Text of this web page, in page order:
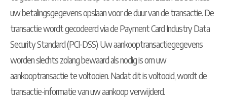
uw betalingsgegevens opslaan voor de duur van de transactie. De
transactie wordt gecodeerd via de Payment Card Industry Data
Security Standard (PCI-DSS). Uw aankooptransactiegegevens
worden slechts zolang bewaard als nodig is om uw
aankooptransactie te voltooien. Nadat dit is voltooid, wordt de
transactie-informatie van uw aankoop verwijderd.